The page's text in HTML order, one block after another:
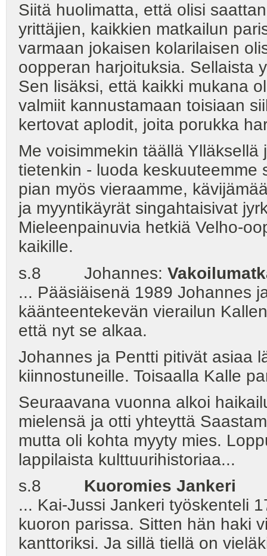
Siitä huolimatta, että olisi
yrittäjien, kaikkien matkailun
varmaan jokaisen kolarilaisen
oopperan harjoituksia. Sellaista
Sen lisäksi, että kaikki mukana
valmiit kannustamaan toisiaan
kertovat aplodit, joita porukka
Me voisimmekin täällä
tietenkin - luoda keskuuteemme
pian myös vieraamme,
ja myyntikäyrät singahtaisivat
Mieleenpainuvia hetkiä Velho-
kaikille.
s.8 Johannes:
... Pääsiäisenä 1989 Johannes
käänteentekevän vierailun
että nyt se alkaa.
Johannes ja Pentti pitivät asiaa
kiinnostuneille. Toisaalla Kalle
Seuraavana vuonna alkoi
mielensä ja otti yhteyttä
mutta oli kohta myyty mies.
lappilaista kulttuurihistoriaa...
s.8 Kuoromies Jankeri
... Kai-Jussi Jankeri työskenteli
kuoron parissa. Sitten hän haki
kanttoriksi. Ja sillä tiellä on